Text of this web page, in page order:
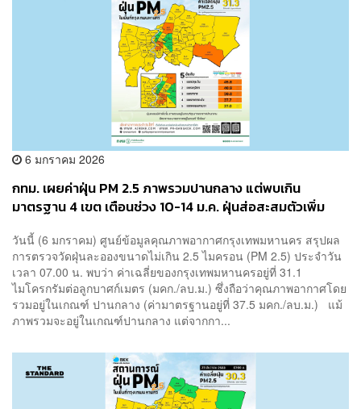
6 มกราคม 2026
กทม. เผยค่าฝุ่น PM 2.5 ภาพรวมปานกลาง แต่พบเกิน
มาตรฐาน 4 เขต เตือนช่วง 10-14 ม.ค. ฝุ่นส่อสะสมตัวเพิ่ม
วันนี้ (6 มกราคม) ศูนย์ข้อมูลคุณภาพอากาศกรุงเทพมหานคร สรุปผล
การตรวจวัดฝุ่นละอองขนาดไม่เกิน 2.5 ไมครอน (PM 2.5) ประจำวัน
เวลา 07.00 น. พบว่า ค่าเฉลี่ยของกรุงเทพมหานครอยู่ที่ 31.1
ไมโครกรัมต่อลูกบาศก์เมตร (มคก./ลบ.ม.) ซึ่งถือว่าคุณภาพอากาศโดย
รวมอยู่ในเกณฑ์ ปานกลาง (ค่ามาตรฐานอยู่ที่ 37.5 มคก./ลบ.ม.) แม้
ภาพรวมจะอยู่ในเกณฑ์ปานกลาง แต่จากกา...